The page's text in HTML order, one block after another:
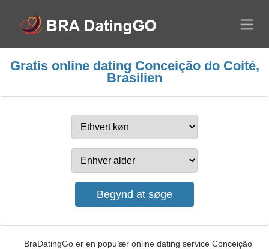
Gratis online dating Conceição do Coité,
Brasilien
BraDatingGo er en populær online dating service Conceição